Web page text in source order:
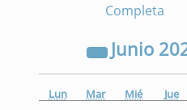
Completa
Junio
Lun Mar Mié Jue